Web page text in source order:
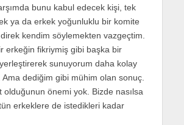
bunu kabul edecek kişi, tek
ya da erkek yoğunluklu bir komite
kendim söylemekten vazgeçtim.
erkeğin fikriymiş gibi başka bir
sunuyorum daha kolay
dediğim gibi mühim olan sonuç.
olduğunun önemi yok. Bizde nasılsa
erkeklere de istedikleri kadar